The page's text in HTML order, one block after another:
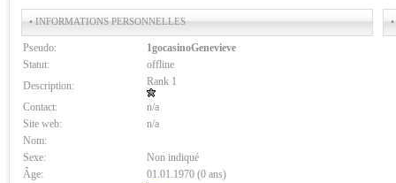
• INFORMATIONS PERSONNELLES
Pseudo:
1gocasinoGenevieve
Statut:
offline
Description:
Rank 1
Contact:
n/a
Site web:
n/a
Nom:
Sexe:
Non indiqué
Âge:
01.01.1970 (0 ans)
•